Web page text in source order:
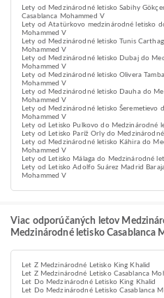
Lety od Medzinárodné letisko Sabihy
Casablanca Mohammed V
Lety od Atatürkovo medzinárodné letisko
Mohammed V
Lety od Medzinárodné letisko Tunis
Mohammed V
Lety od Medzinárodné letisko Dubaj do
Mohammed V
Lety od Medzinárodné letisko Olivera
Mohammed V
Lety od Medzinárodné letisko Dauha do
Mohammed V
Lety od Medzinárodné letisko Šeremetievo
Mohammed V
Lety od Letisko Pulkovo do Medzinárodné
Lety od Letisko Paríž Orly do
Lety od Medzinárodné letisko Káhira do
Mohammed V
Lety od Letisko Málaga do Medzinárodné
Lety od Letisko Adolfo Suárez Madrid
Mohammed V
Viac odporúčaných letov
Medzinárodné letisko Casablanca
Let Z Medzinárodné Letisko King Khalid
Let Z Medzinárodné Letisko Casablanca
Let Do Medzinárodné Letisko King Khalid
Let Do Medzinárodné Letisko Casablanca